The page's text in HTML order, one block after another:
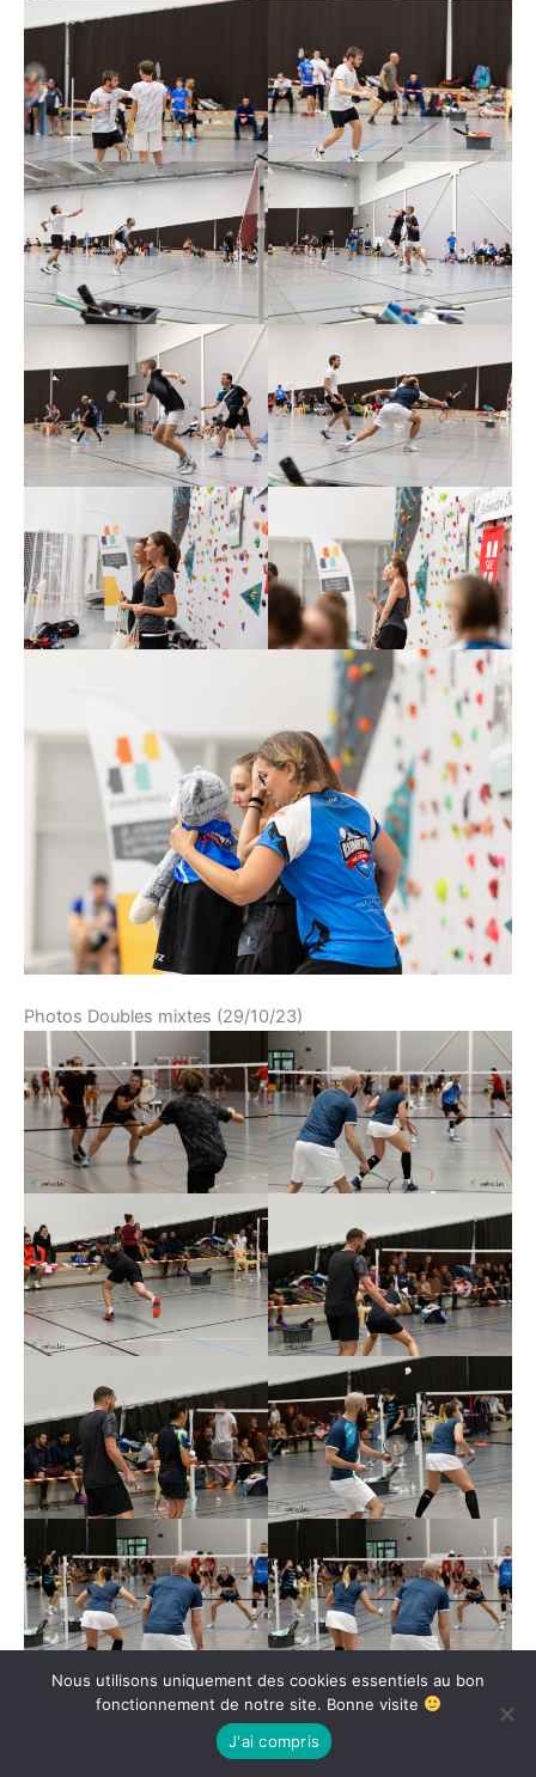
Photos Doubles mixtes (29/10/23)
Nous utilisons uniquement des cookies essentiels au bon
fonctionnement de notre site. Bonne visite
J'ai compris